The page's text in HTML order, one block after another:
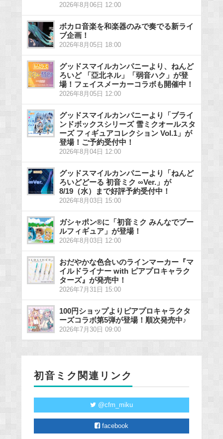
2026年8月06日 12:00
ボカロ音楽を和楽器のみで奏でる新ライ
ブ企画！
2026年8月05日 18:00
グッドスマイルカンパニーより、ねんど
ろいど 「亞北ネル」「弱音ハク」が登
場！フェイスメーカーコラボも開催中！
2026年8月05日 12:00
グッドスマイルカンパニーより「ブライ
ンドボックスシリーズ 雪ミクオールスタ
ーズ フィギュアコレクション Vol.1」が
登場！ご予約受付中！
2026年8月04日 12:00
グッドスマイルカンパニーより「ねんど
ろいどどーる 初音ミク ∞Ver.」が
8/19（水）まで好評予約受付中！
2026年8月03日 15:00
ガシャポン®に「初音ミク みんなでプー
ルフィギュア」が登場！
2026年8月03日 12:00
おだやかな色合いのラインマーカー『マ
イルドライナー with ピアプロキャラク
ターズ』が発売中！
2026年7月31日 15:00
100円ショップよりピアプロキャラクタ
ーズコラボ第5弾が登場！順次発売中♪
2026年7月30日 09:00
初音ミク関連リンク
@cfm_miku
facebook